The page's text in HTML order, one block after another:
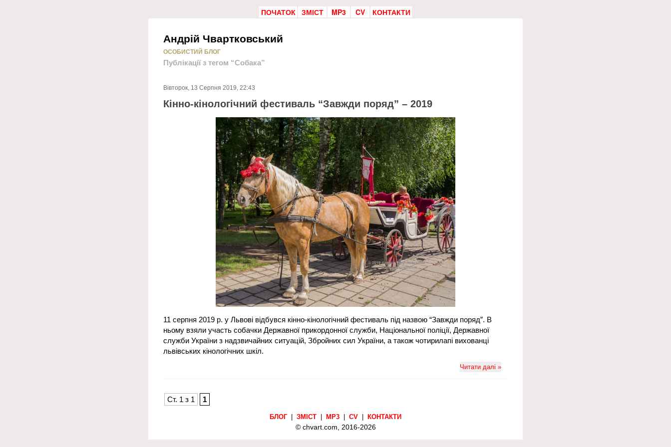
ПОЧАТОК ЗМІСТ MP3 CV КОНТАКТИ
Андрій Чвартковський
ОСОБИСТИЙ БЛОГ
Публікації з тегом “Собака”
Кінно-кінологічний фестиваль “Завжди поряд” – 2019
Вівторок, 13 Серпня 2019, 22:43
11 серпня 2019 р. у Львові відбувся кінно-кінологічний фестиваль під назвою “Завжди поряд”. В
ньому взяли участь собачки Державної прикордонної служби, Національної поліції, Державної
служби України з надзвичайних ситуацій, Збройних сил України, а також чотирилапі вихованці
львівських кінологічних шкіл.
Читати далі »
Ст. 1 з 1 1
БЛОГ| ЗМІСТ MP3 CV КОНТАКТИ
© chvart.com, 2016-2026